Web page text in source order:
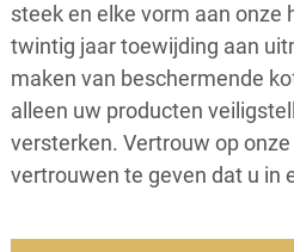
steek en elke vorm aan
twintig jaar toewijding aan
maken van beschermende
alleen uw producten
versterken. Vertrouw op
vertrouwen te geven dat u in